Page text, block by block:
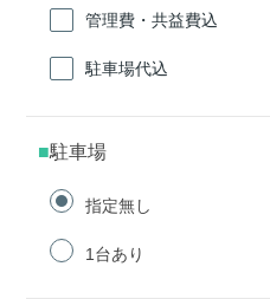
管理費・共益費込
駐車場代込
駐車場
指定無し
1台あり